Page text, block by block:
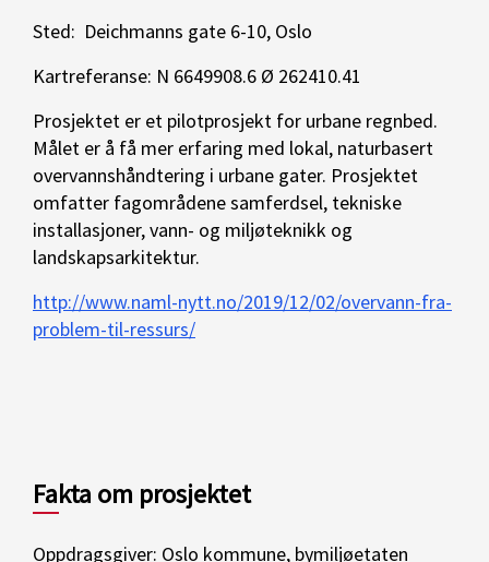
Sted: Deichmanns gate 6-10, Oslo
Kartreferanse: N 6649908.6 Ø 262410.41
Prosjektet er et pilotprosjekt for urbane regnbed.
Målet er å få mer erfaring med lokal, naturbasert
overvannshåndtering i urbane gater. Prosjektet
omfatter fagområdene samferdsel, tekniske
installasjoner, vann- og miljøteknikk og
landskapsarkitektur.
http://www.naml-nytt.no/2019/12/02/overvann-fra-
problem-til-ressurs/
Fakta om prosjektet
Oppdragsgiver: Oslo kommune, bymiljøetaten